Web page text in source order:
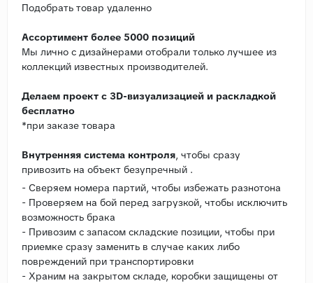
Подобрать товар удаленно
Ассортимент более 5000 позиций
Мы лично с дизайнерами отобрали только лучшее из
коллекций известных производителей.
Делаем проект с 3D-визуализацией и раскладкой
бесплатно
*при заказе товара
Внутренняя система контроля, чтобы сразу
привозить на объект безупречный .
- Сверяем номера партий, чтобы избежать разнотона
- Проверяем на бой перед загрузкой, чтобы исключить
возможность брака
- Привозим с запасом складские позиции, чтобы при
приемке сразу заменить в случае каких либо
повреждений при транспортировки
- Храним на закрытом складе, коробки защищены от